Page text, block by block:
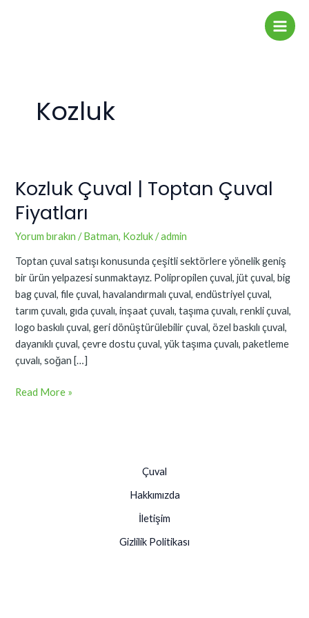
Main
Kozluk
Kozluk Çuval | Toptan Çuval
Fiyatları
Yorum bırakın /Batman, Kozluk/admin
Toptan çuval satışı konusunda çeşitli sektörlere yönelik geniş
bir ürün yelpazesi sunmaktayız. Polipropilen çuval, jüt çuval, big
bag çuval, file çuval, havalandırmalı çuval, endüstriyel çuval,
tarım çuvalı, gıda çuvalı, inşaat çuvalı, taşıma çuvalı, renkli çuval,
logo baskılı çuval, geri dönüştürülebilir çuval, özel baskılı çuval,
dayanıklı çuval, çevre dostu çuval, yük taşıma çuvalı, paketleme
çuvalı, soğan […]
Kozluk
|
Toptan
Fiyatları
Read More »
Çuval
Hakkımızda
İletişim
Gizlilik Politikası